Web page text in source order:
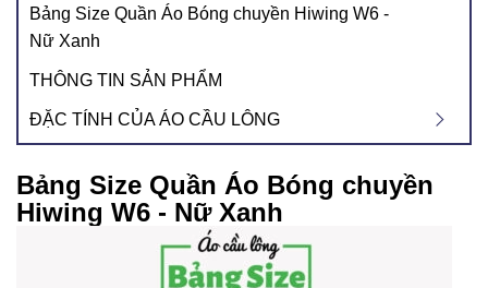
Bảng Size Quần Áo Bóng chuyền Hiwing W6 -
Nữ Xanh
THÔNG TIN SẢN PHẨM
ĐẶC TÍNH CỦA ÁO CẦU LÔNG
Bảng Size Quần Áo Bóng chuyền
Hiwing W6 - Nữ Xanh